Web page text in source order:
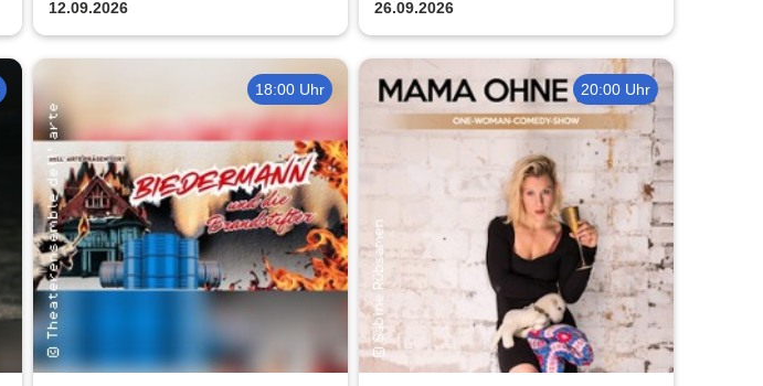
12.09.2026 26.09.2026
18:00 Uhr 20:00 Uhr